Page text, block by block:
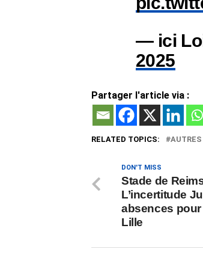
— ici
2025
Partager l'article via :
RELATED TOPICS:
DON'T MISS
Stade de
L’incertitude
absences
Lille